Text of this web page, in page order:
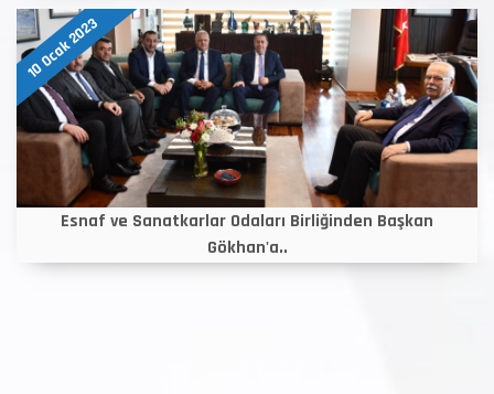
10 Ocak 2023
Esnaf ve Sanatkarlar Odaları Birliğinden Başkan
Gökhan'a..